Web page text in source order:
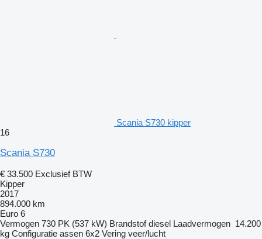
Scania S730 kipper
16
Scania S730
€ 33.500 Exclusief BTW
Kipper
2017
894.000 km
Euro 6
Vermogen 730 PK (537 kW) Brandstof diesel Laadvermogen 14.200
kg Configuratie assen 6x2 Vering veer/lucht